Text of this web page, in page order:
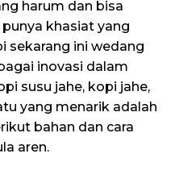
harum dan bisa
khasiat yang
sekarang ini wedang
inovasi dalam
susu jahe, kopi jahe,
yang menarik adalah
bahan dan cara
aren.